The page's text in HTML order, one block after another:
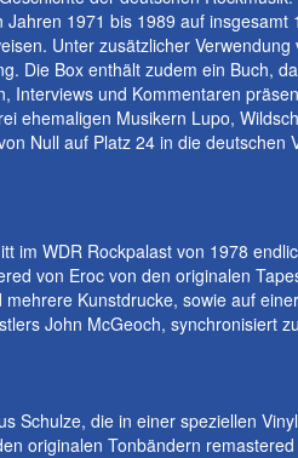
1971 bis 1989 auf insgesamt
Unter zusätzlicher Verwendung
Die Box enthält zudem ein Buch,
Interviews und Kommentaren
ehemaligen Musikern Lupo,
Null auf Platz 24 in die deutschen
im WDR Rockpalast von 1978
von Eroc von den originalen
Kunstdrucke, sowie auf
John McGeoch, synchronisiert
Schulze, die in einer speziellen
originalen Tonbändern